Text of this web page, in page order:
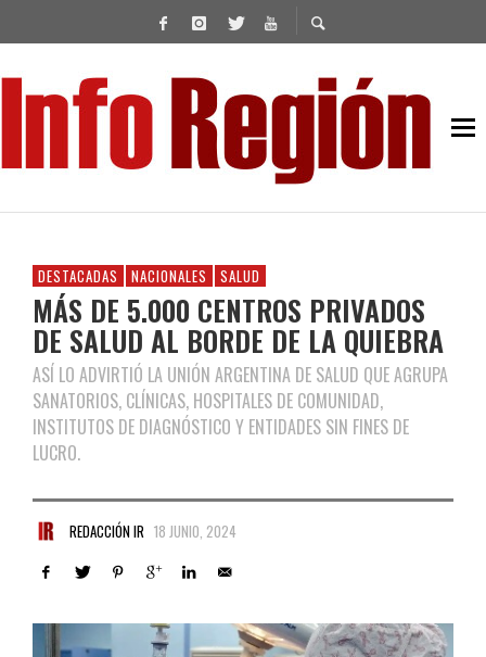
DESTACADAS NACIONALES SALUD
MÁS DE 5.000 CENTROS PRIVADOS
DE SALUD AL BORDE DE LA QUIEBRA
ASÍ LO ADVIRTIÓ LA UNIÓN ARGENTINA DE SALUD QUE AGRUPA
SANATORIOS, CLÍNICAS, HOSPITALES DE COMUNIDAD,
INSTITUTOS DE DIAGNÓSTICO Y ENTIDADES SIN FINES DE
LUCRO.
REDACCIÓN IR 18 JUNIO, 2024